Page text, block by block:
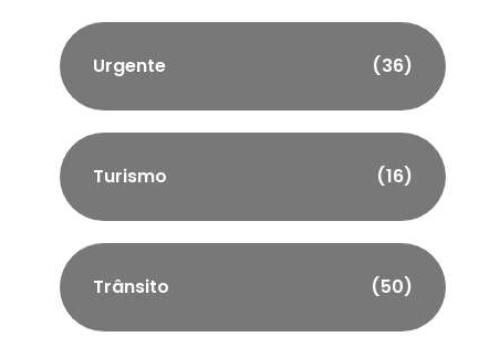
Urgente (36)
Turismo (16)
Trânsito (50)